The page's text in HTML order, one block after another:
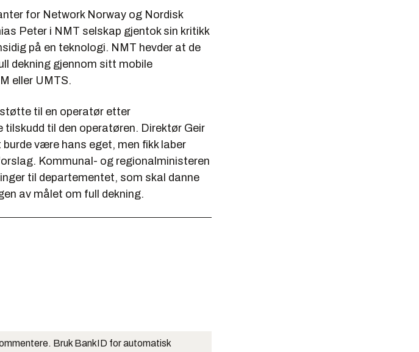
for Network Norway og Nordisk
Peter i NMT selskap gjentok sin kritikk
på en teknologi. NMT hevder at de
dekning gjennom sitt mobile
eller UMTS.
til en operatør etter
til den operatøren. Direktør Geir
være hans eget, men fikk laber
Kommunal- og regionalministeren
til departementet, som skal danne
av målet om full dekning.
Bruk BankID for automatisk